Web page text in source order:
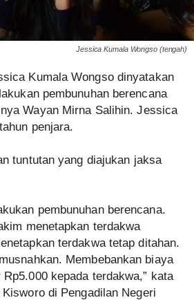
Jessica Kumala Wongso (tengah)
Kumala Wongso dinyatakan
pembunuhan berencana
Wayan Mirna Salihin. Jessica
penjara.
tuntutan yang diajukan jaksa
pembunuhan berencana.
menetapkan terdakwa
terdakwa tetap ditahan.
Membebankan biaya
kepada terdakwa,” kata
di Pengadilan Negeri